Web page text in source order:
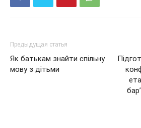
Предыдущая статья
Як батькам знайти спільну
мову з дітьми